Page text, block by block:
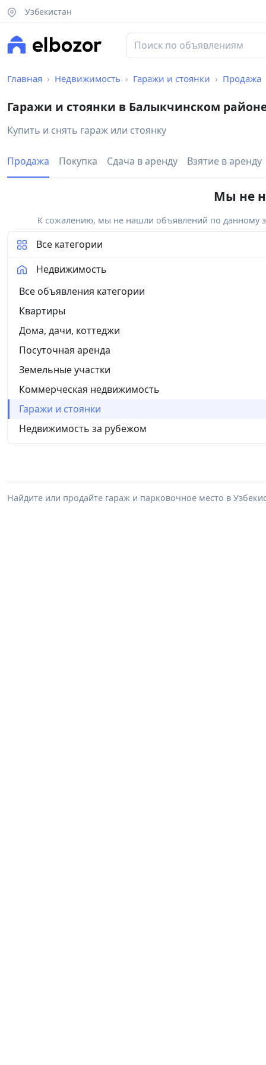
Узбекистан
Главная Недвижимость Гаражи и стоянки Продажа
Гаражи и стоянки в Балыкчинском
Купить и снять гараж или стоянку
Продажа Покупка Сдача в аренду Взятие в аренду
Мы не
К сожалению, мы не нашли объявлений по данному
Все категории
Недвижимость
Все объявления категории
Квартиры
Дома, дачи, коттеджи
Посуточная аренда
Земельные участки
Коммерческая недвижимость
Гаражи и стоянки
Недвижимость за рубежом
Найдите или продайте гараж и парковочное место в